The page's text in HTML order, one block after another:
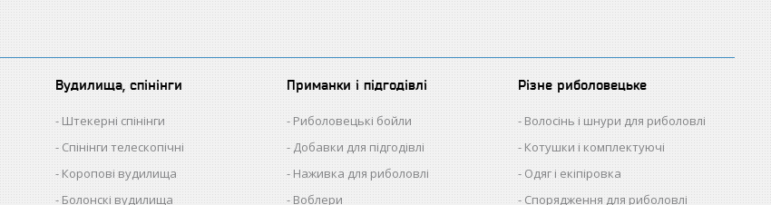
Вудилища, спінінги
Штекерні спінінги
Спінінги телескопічні
Коропові вудилища
Болонскі вудилища
Приманки і підгодівлі
Риболовецькі бойли
Добавки для підгодівлі
Наживка для риболовлі
Воблери
Різне риболовецьке
Волосінь і шнури для риболовлі
Котушки і комплектуючі
Одяг і екіпіровка
Спорядження для риболовлі